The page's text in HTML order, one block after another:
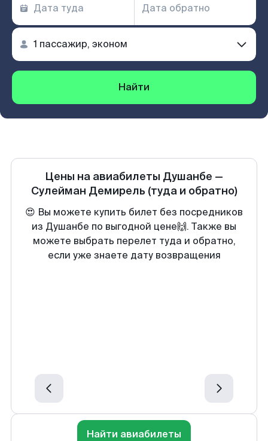
Найти
Цены на авиабилеты Душанбе —
Сулейман Демирель (туда и обратно)
😍 Вы можете купить билет без посредников
из Душанбе по выгодной цене🙌. Также вы
можете выбрать перелет туда и обратно,
если уже знаете дату возвращения
Найти авиабилеты